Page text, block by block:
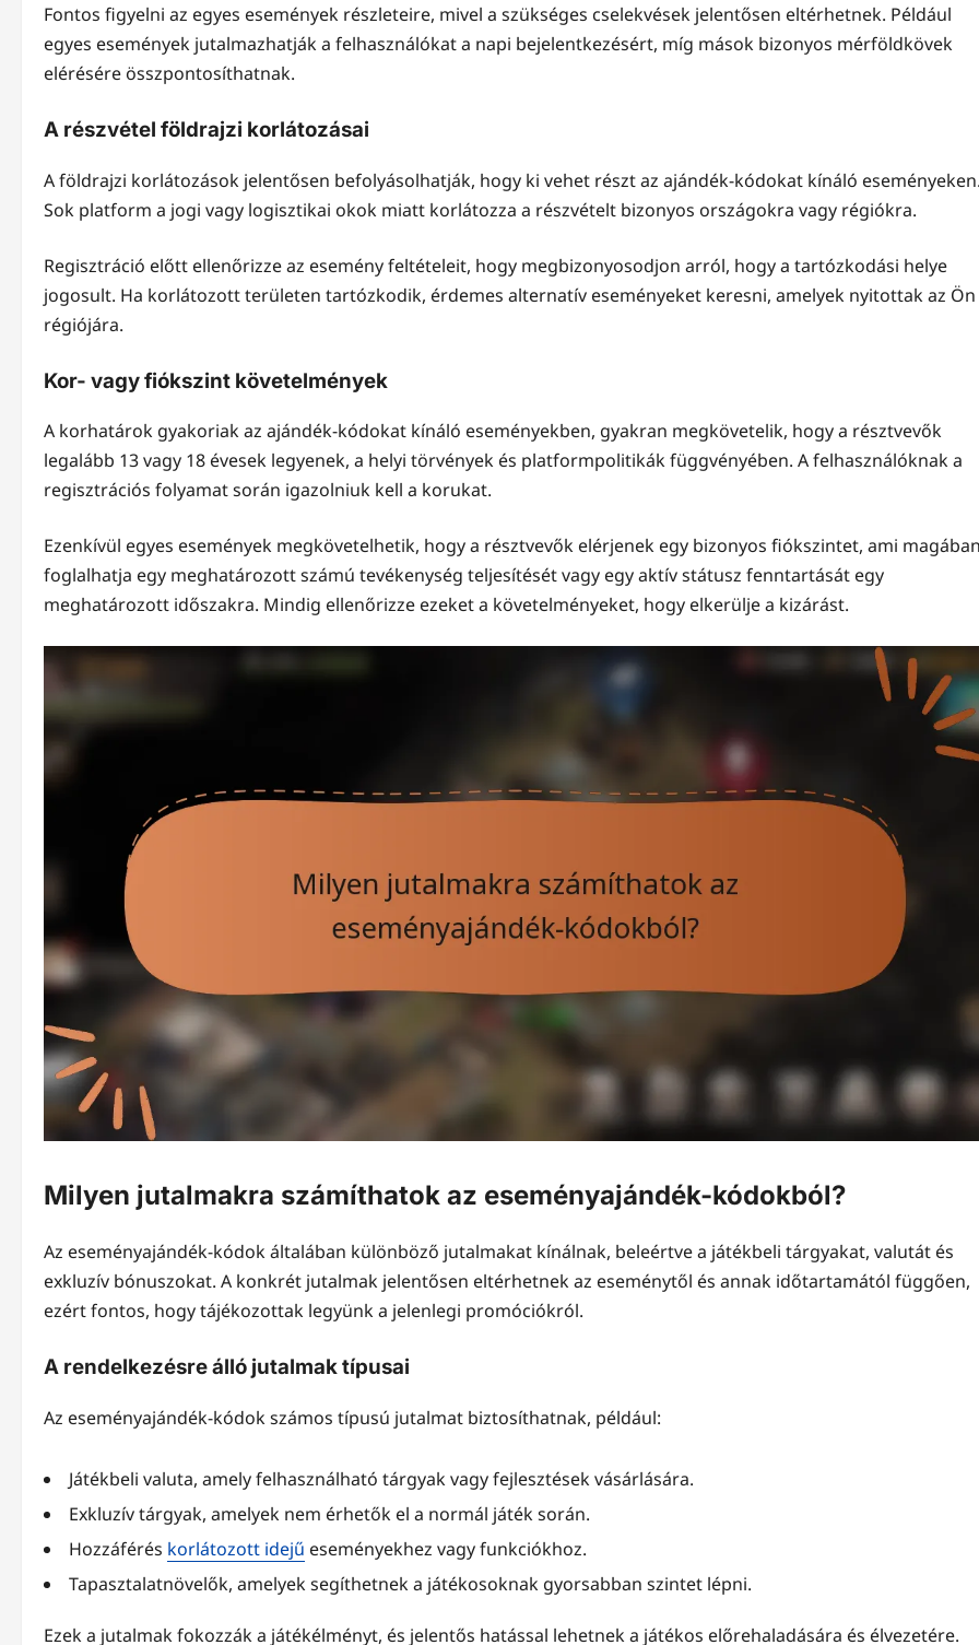
Fontos figyelni az egyes események részleteire, mivel a szükséges cselekvések jelentősen eltérhetnek. Például
egyes események jutalmazhatják a felhasználókat a napi bejelentkezésért, míg mások bizonyos mérföldkövek
elérésére összpontosíthatnak.
A részvétel földrajzi korlátozásai
A földrajzi korlátozások jelentősen befolyásolhatják, hogy ki vehet részt az ajándék-kódokat kínáló
Sok platform a jogi vagy logisztikai okok miatt korlátozza a részvételt bizonyos országokra vagy régiókra.
Regisztráció előtt ellenőrizze az esemény feltételeit, hogy megbizonyosodjon arról, hogy a tartózkodási helye
jogosult. Ha korlátozott területen tartózkodik, érdemes alternatív eseményeket keresni, amelyek nyitottak az Ön
régiójára.
Kor- vagy fiókszint követelmények
A korhatárok gyakoriak az ajándék-kódokat kínáló eseményekben, gyakran megkövetelik, hogy a résztvevők
legalább 13 vagy 18 évesek legyenek, a helyi törvények és platformpolitikák függvényében. A felhasználóknak a
regisztrációs folyamat során igazolniuk kell a korukat.
Ezenkívül egyes események megkövetelhetik, hogy a résztvevők elérjenek egy bizonyos fiókszintet, ami
foglalhatja egy meghatározott számú tevékenység teljesítését vagy egy aktív státusz fenntartását egy
meghatározott időszakra. Mindig ellenőrizze ezeket a követelményeket, hogy elkerülje a kizárást.
Milyen jutalmakra számíthatok az eseményajándék-kódokból?
Az eseményajándék-kódok általában különböző jutalmakat kínálnak, beleértve a játékbeli tárgyakat, valutát és
exkluzív bónuszokat. A konkrét jutalmak jelentősen eltérhetnek az eseménytől és annak időtartamától függően,
ezért fontos, hogy tájékozottak legyünk a jelenlegi promóciókról.
A rendelkezésre álló jutalmak típusai
Az eseményajándék-kódok számos típusú jutalmat biztosíthatnak, például:
Játékbeli valuta, amely felhasználható tárgyak vagy fejlesztések vásárlására.
Exkluzív tárgyak, amelyek nem érhetők el a normál játék során.
Hozzáférés korlátozott idejű eseményekhez vagy funkciókhoz.
Tapasztalatnövelők, amelyek segíthetnek a játékosoknak gyorsabban szintet lépni.
Ezek a jutalmak fokozzák a játékélményt, és jelentős hatással lehetnek a játékos előrehaladására és élvezetére.